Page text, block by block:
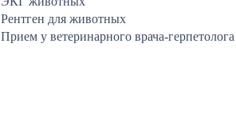
Рентген для животных
Прием у ветеринарного врача-герпетолога